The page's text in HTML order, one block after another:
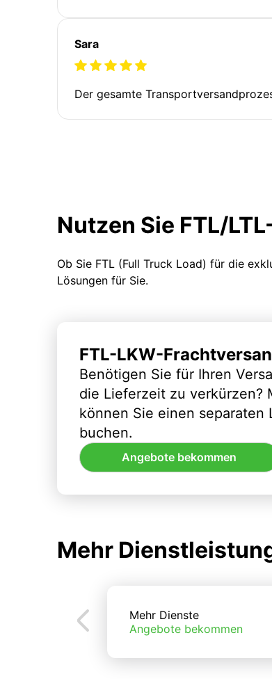
Sara
Der gesamte
Nutzen Sie FTL/
Ob Sie FTL (Full Truck Load) für die
Lösungen für Sie.
FTL-LKW-
Benötigen Sie für Ihren
die Lieferzeit zu verkürzen?
können Sie einen separaten
buchen.
Angebote bekommen
Mehr
Mehr Dienste
Angebote bekommen